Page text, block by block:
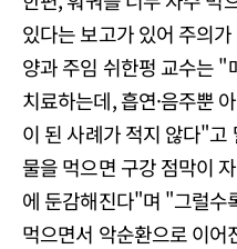
있다는 보고가 있어 주의
양과 주임 쉬한펑 교수는 "
치료하는데, 흡연·음주뿐
이 된 사례가 적지 않다"
물을 먹으면 구강 점막이
에 둔감해진다"며 "그럴수
먹으면서 악순환으로 이